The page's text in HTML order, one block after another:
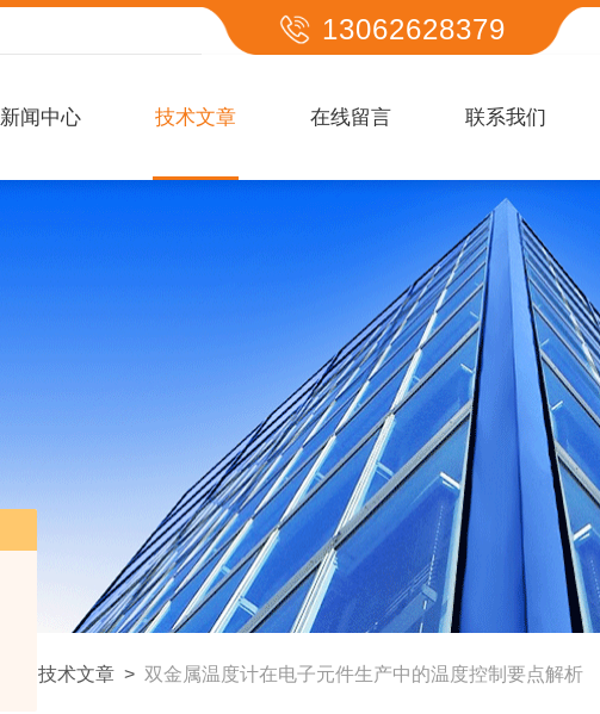
13062628379
新闻中心 技术文章 在线留言 联系我们
技术文章 > 双金属温度计在电子元件生产中的温度控制要点解析